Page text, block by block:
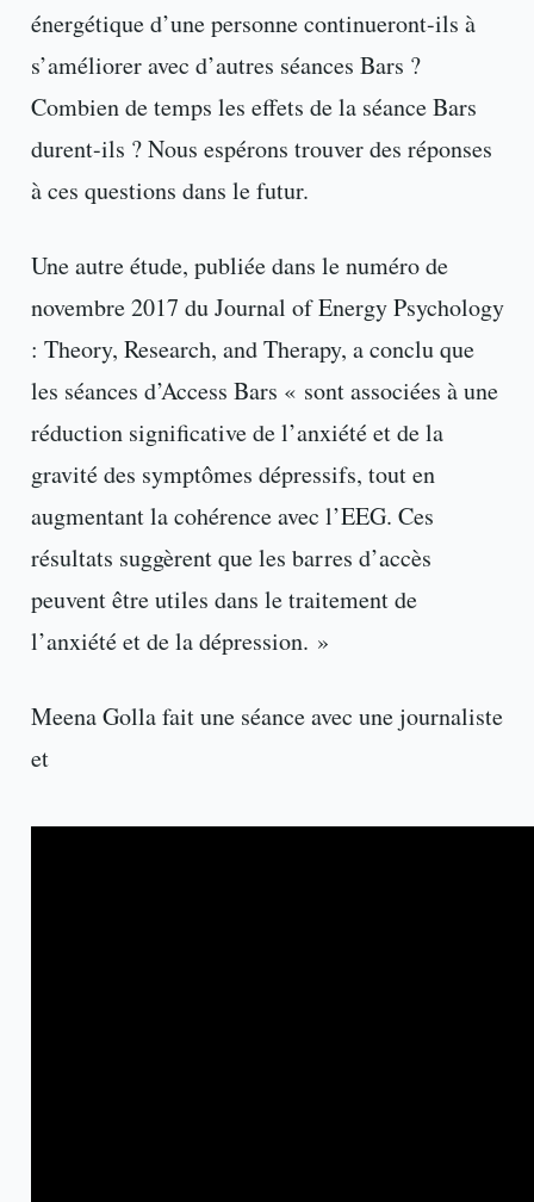
énergétique d’une personne continueront-ils à
s’améliorer avec d’autres séances Bars ?
Combien de temps les effets de la séance Bars
durent-ils ? Nous espérons trouver des réponses
à ces questions dans le futur.
Une autre étude, publiée dans le numéro de
novembre 2017 du Journal of Energy Psychology
: Theory, Research, and Therapy, a conclu que
les séances d’Access Bars « sont associées à une
réduction significative de l’anxiété et de la
gravité des symptômes dépressifs, tout en
augmentant la cohérence avec l’EEG. Ces
résultats suggèrent que les barres d’accès
peuvent être utiles dans le traitement de
l’anxiété et de la dépression. »
Meena Golla fait une séance avec une journaliste
et